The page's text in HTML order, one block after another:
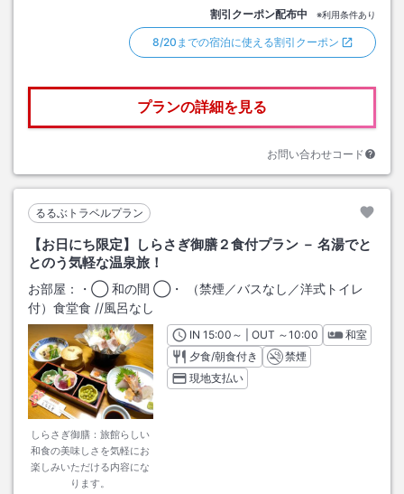
割引クーポン配布中 ※利用条件あり
8/20までの宿泊に使える割引クーポン
プランの詳細を見る
お問い合わせコード
るるぶトラベルプラン
【お日にち限定】しらさぎ御膳２食付プラン － 名湯でと
とのう気軽な温泉旅！
お部屋：
・◯ 和の間 ◯・ （禁煙／バスなし／洋式トイレ
付）食堂食 //風呂なし
しらさぎ御膳：旅館らしい
和食の美味しさを気軽にお
楽しみいただける内容にな
ります。
INチェックイン
15:00 ～ | OUT チェックアウト
～10:00
和室
夕食/朝食付き
禁煙
現地支払い